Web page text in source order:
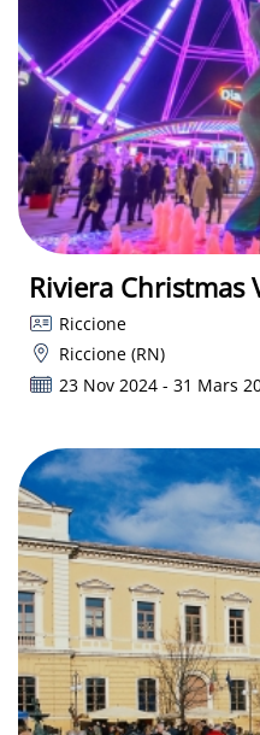
Riviera Christmas
Riccione
Riccione (RN)
23 Nov 2024 - 31 Mars